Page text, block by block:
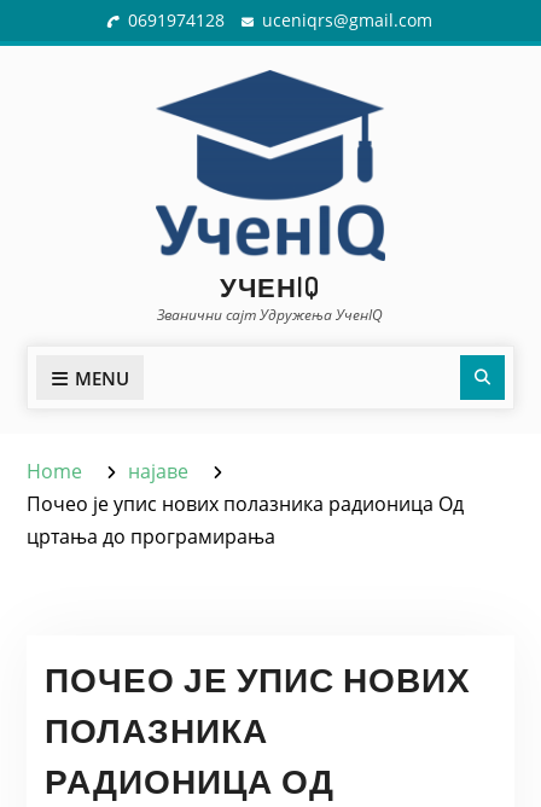
to
0691974128 uceniqrs@gmail.com
УЧЕНIQ
Званични сајт Удружења УченIQ
MENU
Home
најаве
Почео је упис нових полазника радионица Од
цртања до програмирања
ПОЧЕО ЈЕ УПИС НОВИХ
ПОЛАЗНИКА
РАДИОНИЦА ОД